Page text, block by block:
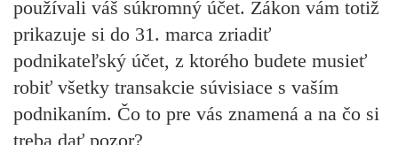
používali váš súkromný účet. Zákon vám totiž
prikazuje si do 31. marca zriadiť
podnikateľský účet, z ktorého budete musieť
robiť všetky transakcie súvisiace s vaším
podnikaním. Čo to pre vás znamená a na čo si
treba dať pozor?